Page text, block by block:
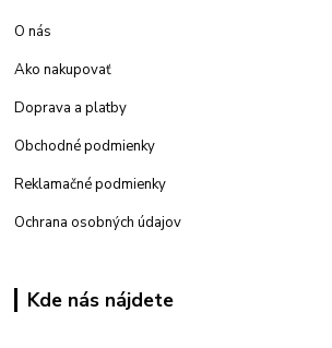
O nás
Ako nakupovať
Doprava a platby
Obchodné podmienky
Reklamačné podmienky
Ochrana osobných údajov
Kde nás nájdete